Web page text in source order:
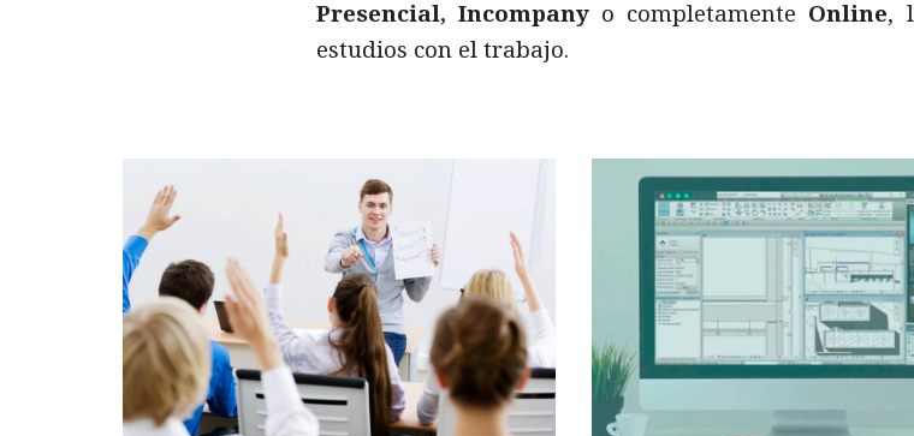
Presencial, Incompanyo completamente Online,
estudios con el trabajo.